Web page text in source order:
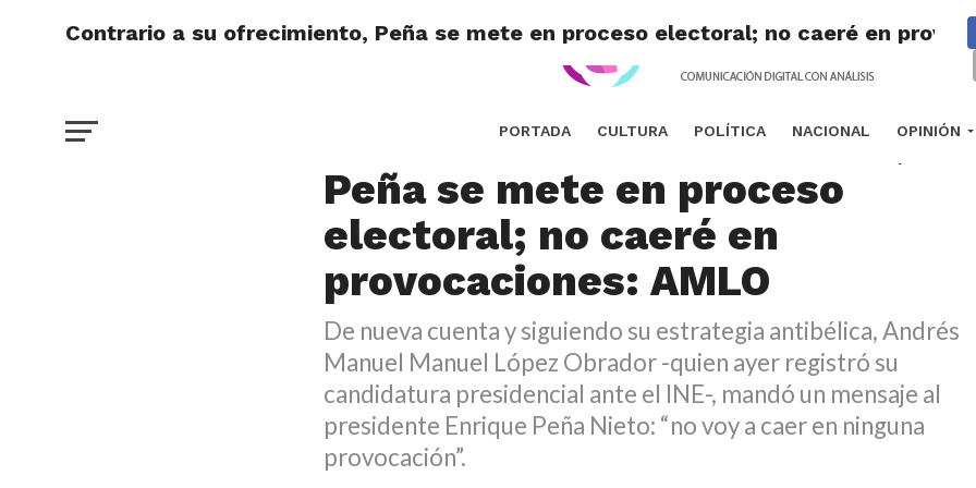
PORTADA CULTURA POLÍTICA NACIONAL OPINIÓN
Contrario a su ofrecimiento, Peña se mete en proceso electoral; no caeré en
Contrario a su ofrecimiento,
Peña se mete en proceso
electoral; no caeré en
provocaciones: AMLO
De nueva cuenta y siguiendo su estrategia antibélica, Andrés
Manuel Manuel López Obrador -quien ayer registró su
candidatura presidencial ante el INE-, mandó un mensaje al
presidente Enrique Peña Nieto: “no voy a caer en ninguna
provocación”.